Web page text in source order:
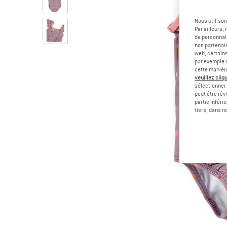
Nous
Par ailleurs,
de
nos
web;
par
cette
veuillez
sélectionner
peut être
partie
tiers, dans